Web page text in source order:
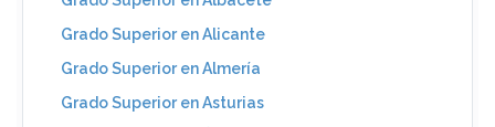
Grado Superior en Alicante
Grado Superior en Almería
Grado Superior en Asturias